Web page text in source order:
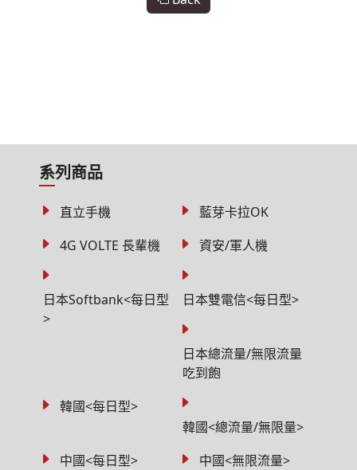
系列商品
直立手機
藍芽卡拉OK
4G VOLTE 長輩機
資安/軍人機
日本Softbank<每日型
>
日本雙電信<每日型>
日本總流量/無限流量
吃到飽
韓國<每日型>
韓國<總流量/無限量>
中國<每日型>
中國<無限流量>